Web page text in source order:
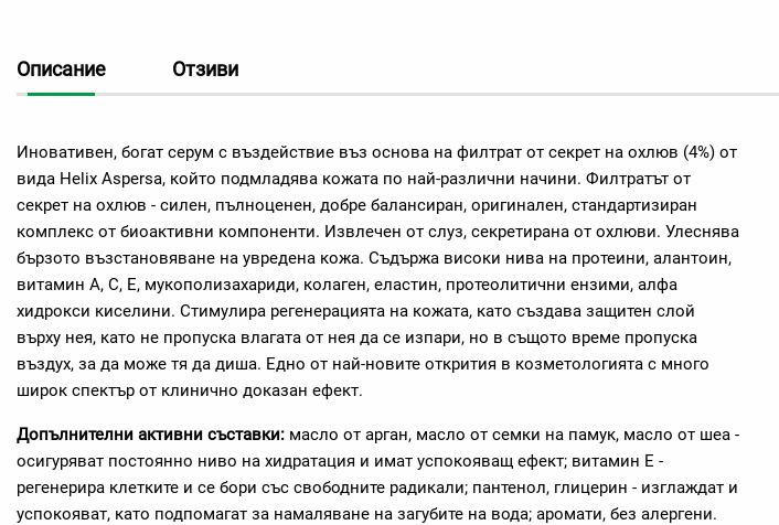
Описание Отзиви
Иновативен, богат серум с въздействие въз основа на филтрат от секрет на охлюв (4%) от
вида Helix Aspersa, който подмладява кожата по най-различни начини. Филтратът от
секрет на охлюв - силен, пълноценен, добре балансиран, оригинален, стандартизиран
комплекс от биоактивни компоненти. Извлечен от слуз, секретирана от охлюви. Улеснява
бързото възстановяване на увредена кожа. Съдържа високи нива на протеини, алантоин,
витамин А, С, Е, мукополизахариди, колаген, еластин, протеолитични ензими, алфа
хидрокси киселини. Стимулира регенерацията на кожата, като създава защитен слой
върху нея, като не пропуска влагата от нея да се изпари, но в същото време пропуска
въздух, за да може тя да диша. Едно от най-новите открития в козметологията с много
широк спектър от клинично доказан ефект.
Допълнителни активни съставки: масло от арган, масло от семки на памук, масло от шеа -
осигуряват постоянно ниво на хидратация и имат успокояващ ефект; витамин Е -
регенерира клетките и се бори със свободните радикали; пантенол, глицерин - изглаждат и
успокояват, като подпомагат за намаляване на загубите на вода; аромати, без алергени.